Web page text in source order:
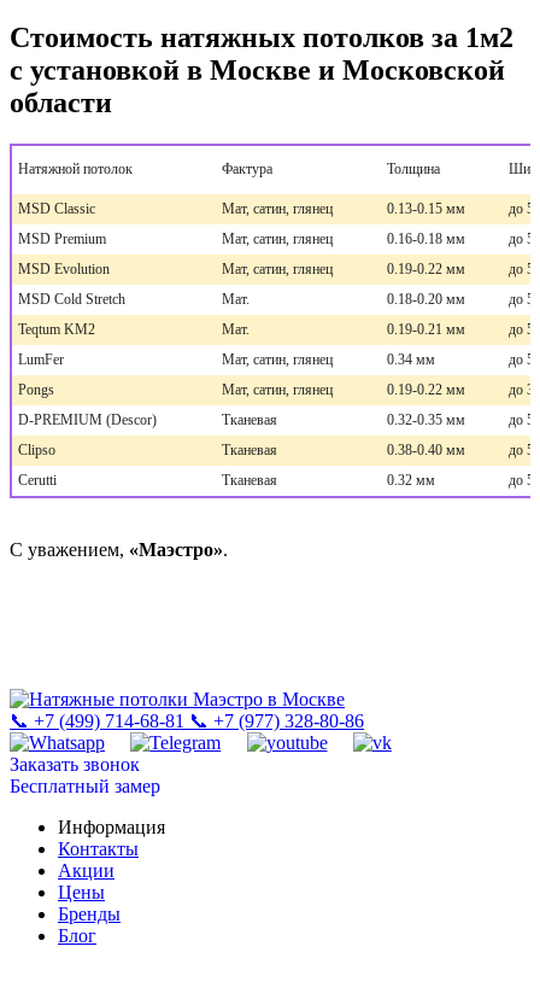
Стоимость натяжных потолков за 1м2
с установкой в Москве и Московской
области
Натяжной потолок Фактура Толщина
MSD Classic Мат, сатин, глянец 0.13-0.15 мм
до
MSD Premium
Мат, сатин, глянец 0.16-0.18 мм
до
MSD Evolution
Мат, сатин, глянец 0.19-0.22 мм
до
MSD Cold Stretch
Мат. 0.18-0.20 мм
до
Teqtum KM2
Мат. 0.19-0.21 мм
до
LumFer
Мат, сатин, глянец 0.34 мм
до
Pongs
Мат, сатин, глянец 0.19-0.22 мм
до
D-PREMIUM (Descor)
Тканевая 0.32-0.35 мм
до 5
Clipso
Тканевая 0.38-0.40 мм
до 5
Cerutti
Тканевая 0.32 мм до 5
С уважением, «Маэстро».
📞 +7 (499) 714-68-81 📞 +7 (977) 328-80-86
Заказать звонок
Бесплатный замер
Информация
Контакты
Акции
Цены
Бренды
Блог